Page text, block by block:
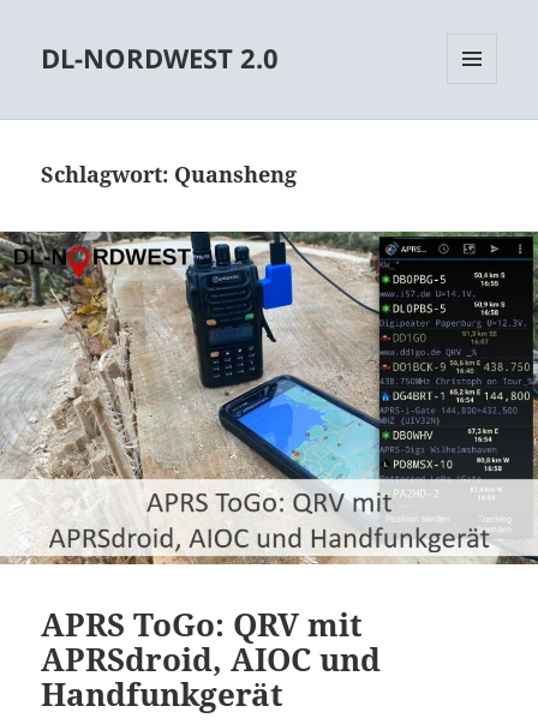
DL-NORDWEST 2.0
Schlagwort: Quansheng
APRS ToGo: QRV mit
APRSdroid, AIOC und
Handfunkgerät